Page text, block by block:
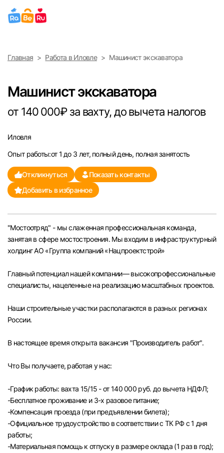
Выберите город
Санкт-Петербург
Ижевск
Екатеринбург
Саратов
Казань
Челябинск
Самара
Оренбург
Волгоград
Ульяновск
Курган
Уфа
Главная Работа в Иловле Машинист экскаватора
Машинист экскаватора
от 140 000₽ за вахту, до вычета налогов
Иловля
Опыт работы:от 1 до 3 лет, полный день, полная занятость
Откликнуться
Показать контакты
Добавить в избранное
"Мостоотряд" - мы слаженная профессиональная команда,
занятая в сфере мостостроения. Мы входим в инфраструктурный
холдинг АО «Группа компаний «Нацпроектстрой»
Главный потенциал нашей компании— высокопрофессиональные
специалисты, нацеленные на реализацию масштабных проектов.
Наши строительные участки располагаются в разных регионах
России.
В настоящее время открыта вакансия "Производитель работ".
Что Вы получаете, работая у нас:
-График работы: вахта 15/15 - от 140 000 руб. до вычета НДФЛ;
-Бесплатное проживание и 3-х разовое питание;
-Компенсация проезда (при предъявлении билета);
-Официальное трудоустройство в соответствии с ТК РФ с 1 дня
работы;
-Материальная помощь к отпуску в размере оклада (1 раз в год);